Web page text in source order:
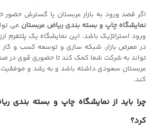
اگر قصد ورود به بازار عربستان یا گسترش حضور
نمایشگاه چاپ و بسته بندی ریاض عربستان می
ورود استراتژیک باشد. این نمایشگاه یک پلتفرم
در معرض بازار، شبکه سازی و توسعه کسب و
تواند به شرکت شما کمک کند تا حضوری قوی در
عربستان سعودی داشته باشد و به رشد و
کند.
چرا باید از نمایشگاه چاپ و بسته بندی
کرد؟